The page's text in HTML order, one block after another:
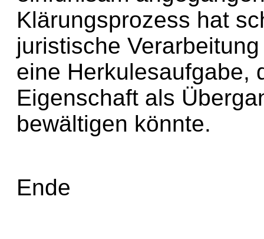
Klärungsprozess hat
juristische
eine Herkulesaufgabe,
Eigenschaft als
bewältigen könnte.
Ende